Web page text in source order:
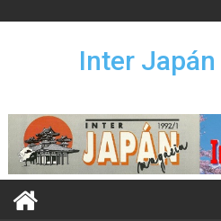
n
Inter